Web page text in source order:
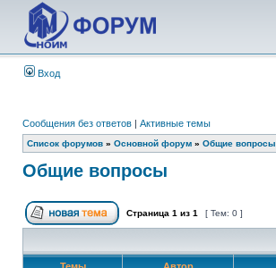
Вход
Сообщения без ответов | Активные темы
Список форумов » Основной форум » Общие вопросы
Общие вопросы
Страница 1 из 1 [ Тем: 0 ]